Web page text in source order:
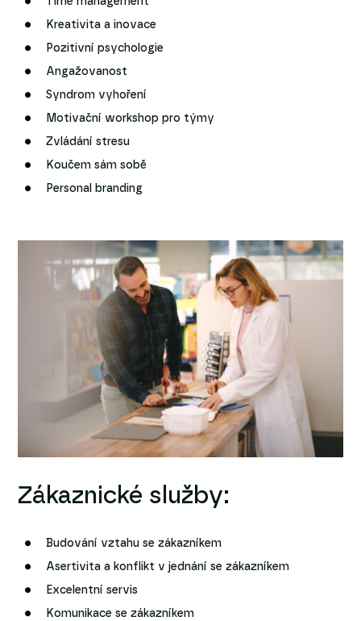
Kreativita a inovace
Pozitivní psychologie
Angažovanost
Syndrom vyhoření
Motivační workshop pro týmy
Zvládání stresu
Koučem sám sobě
Personal branding
Zákaznické služby:
Budování vztahu se zákazníkem
Asertivita a konflikt v jednání se zákazníkem
Excelentní servis
Komunikace se zákazníkem